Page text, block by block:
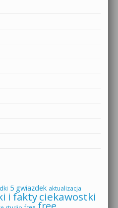
5 gwiazdek aktualizacja
i faktyciekawostki